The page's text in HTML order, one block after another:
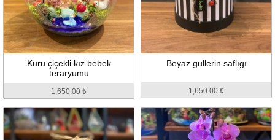
Kuru çiçekli kız bebek
teraryumu
1,650.00 ₺
Beyaz gullerin saflıgı
1,650.00 ₺